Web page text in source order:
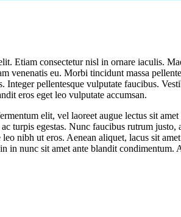
Etiam consectetur nisl in ornare iaculis.
venenatis eu. Morbi tincidunt massa
pellentesque vulputate faucibus.
eros eget leo vulputate accumsan.
elit, vel laoreet augue lectus sit
turpis egestas. Nunc faucibus rutrum
nibh ut eros. Aenean aliquet, lacus sit
in nunc sit amet ante blandit